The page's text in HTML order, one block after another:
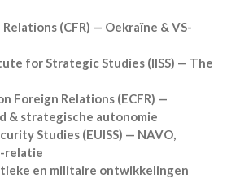
(CFR) — Oekraïne & VS-
for Strategic Studies (IISS) — The
Foreign Relations (ECFR) —
& strategische autonomie
Studies (EUISS) — NAVO,
relatie
en militaire ontwikkelingen